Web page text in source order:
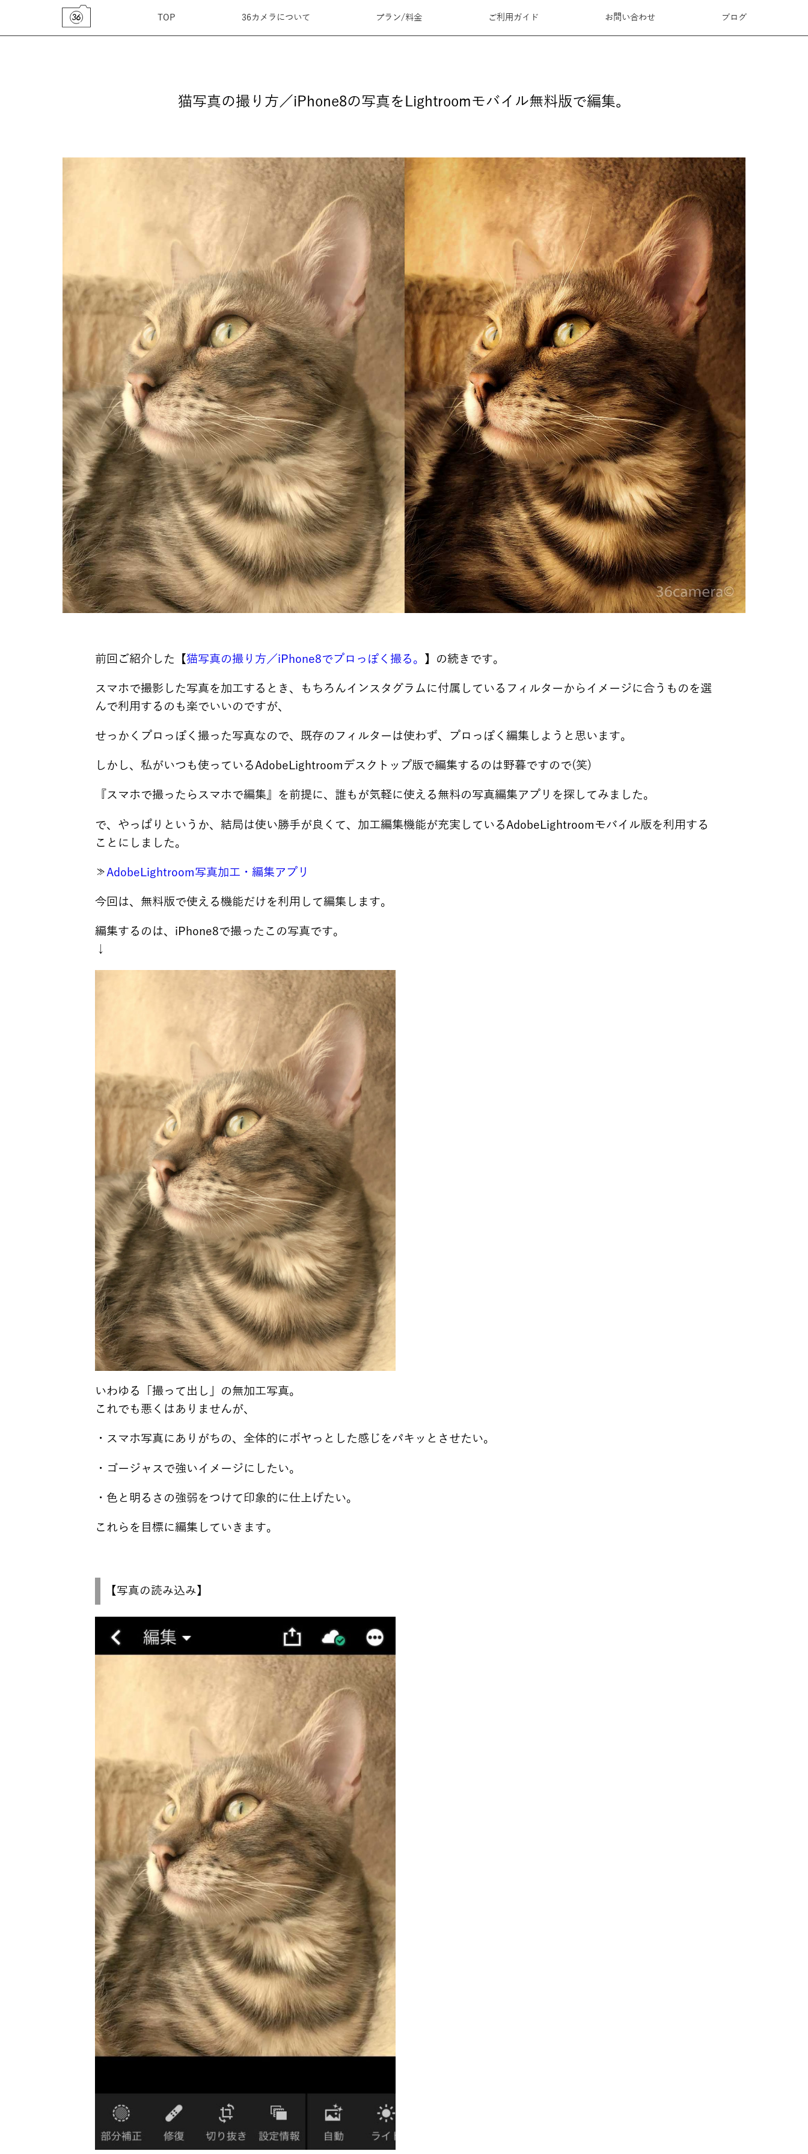
TOP 36カメラについて プラン/料金 ご利用ガイド お問い合わせ ブログ
猫写真の撮り方／iPhone8の写真をLightroomモバイル無料版で編集。
前回ご紹介した【猫写真の撮り方／iPhone8でプロっぽく撮る。 】の続きです。
スマホで撮影した写真を加工するとき、もちろんインスタグラムに付属しているフィルターからイメージに合うものを選
んで利用するのも楽でいいのですが、
せっかくプロっぽく撮った写真なので、既存のフィルターは使わず、プロっぽく編集しようと思います。
しかし、私がいつも使っているAdobeLightroomデスクトップ版で編集するのは野暮ですので(笑)
『スマホで撮ったらスマホで編集』を前提に、誰もが気軽に使える無料の写真編集アプリを探してみました。
で、やっぱりというか、結局は使い勝手が良くて、加工編集機能が充実しているAdobeLightroomモバイル版を利用する
ことにしました。
≫AdobeLightroom写真加工・編集アプリ
今回は、無料版で使える機能だけを利用して編集します。
編集するのは、iPhone8で撮ったこの写真です。
↓
いわゆる「撮って出し」の無加工写真。
これでも悪くはありませんが、
・スマホ写真にありがちの、全体的にボヤっとした感じをパキッとさせたい。
・ゴージャスで強いイメージにしたい。
・色と明るさの強弱をつけて印象的に仕上げたい。
これらを目標に編集していきます。
【写真の読み込み】